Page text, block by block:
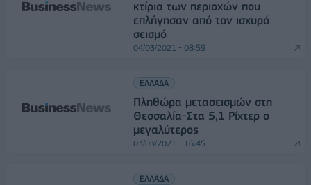
κτίρια των περιοχών που
επλήγησαν από τον ισχυρό
σεισμό
04/03/2021 - 08:59
ΕΛΛΑΔΑ
Πληθώρα μετασεισμών στη
Θεσσαλία-Στα 5,1 Ρίχτερ ο
μεγαλύτερος
03/03/2021 - 16:45
ΕΛΛΑΔΑ